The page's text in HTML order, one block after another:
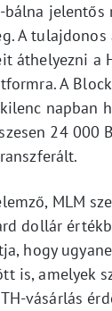
jelentős
A tulajdonos
áthelyezni a
A
napban
24 000
MLM
dollár
hogy
is, amelyek
vásárlás